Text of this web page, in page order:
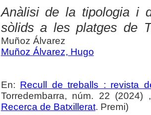
Anàlisi de la tipologia i
sòlids a les platges de
Muñoz Álvarez
Muñoz Álvarez, Hugo
En: Recull de treballs : revista
Torredembarra, núm. 22
Recerca de Batxillerat. Premi)